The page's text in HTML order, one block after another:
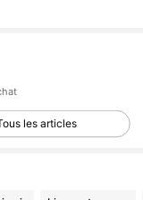
les articles